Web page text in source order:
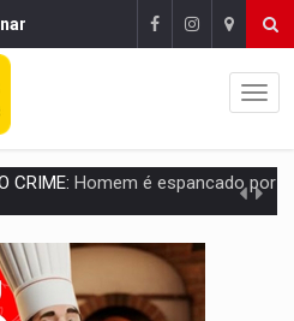
é registrada no shopping após colombiana furtar
online começam a afetar produtividade e rotina
Plantar árvores não será mais suficiente para